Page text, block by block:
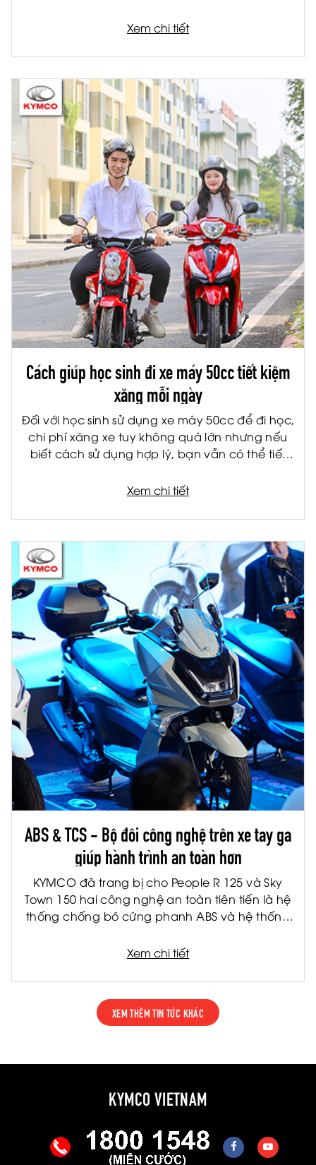
Xem chi tiết
Cách giúp học sinh đi xe máy 50cc tiết kiệm
xăng mỗi ngày
Đối với học sinh sử dụng xe máy 50cc để đi học,
chi phí xăng xe tuy không quá lớn nhưng nếu
biết cách sử dụng hợp lý, bạn vẫn có thể tiết
chi phí cho gia đình, việc tiết kiệm nhiên liệu còn
hóc về lâu dài.
Xem chi tiết
ABS & TCS - Bộ đôi công nghệ trên xe tay ga
giúp hành trình an toàn hơn
KYMCO đã trang bị cho People R 125 và Sky
Town 150 hai công nghệ an toàn tiên tiến là hệ
thống chống bó cứng phanh ABS và hệ thống
được ứng dụng rộng rãi trên các dòng xe cao
giảm thiểu rủi ro trong nhiều tình huống vận
hành thực tế.
Xem chi tiết
XEM THÊM TIN TỨC KHÁC
KYMCO VIETNAM